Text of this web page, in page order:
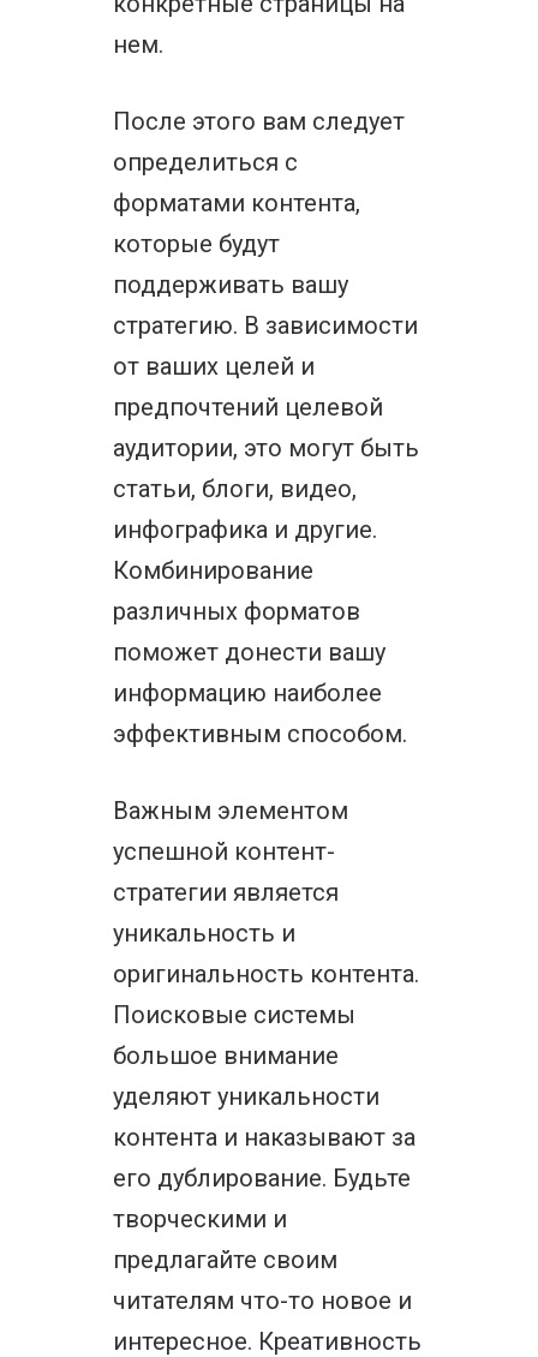
нем.
После этого вам следует
определиться с
форматами контента,
которые будут
поддерживать вашу
стратегию. В зависимости
от ваших целей и
предпочтений целевой
аудитории, это могут быть
статьи, блоги, видео,
инфографика и другие.
Комбинирование
различных форматов
поможет донести вашу
информацию наиболее
эффективным способом.
Важным элементом
успешной контент-
стратегии является
уникальность и
оригинальность контента.
Поисковые системы
большое внимание
уделяют уникальности
контента и наказывают за
его дублирование. Будьте
творческими и
предлагайте своим
читателям что-то новое и
интересное. Креативность